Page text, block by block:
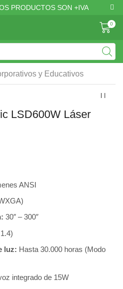
PRODUCTOS SON +IVA
0
y Educativos
LSD600W Láser
ANSI
30″ – 300″
luz: Hasta 30.000 horas (Modo
integrado de 15W